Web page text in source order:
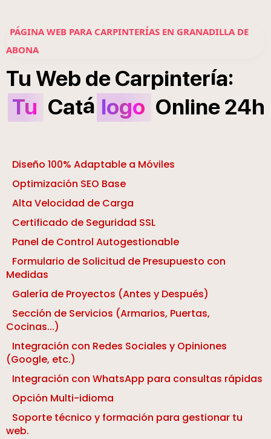
PÁGINA WEB PARA CARPINTERÍAS EN GRANADILLA DE
ABONA
Tu Web deCarpintería:
Tu Catá logo Online24h
Diseño 100% Adaptable a Móviles
Optimización SEO Base
Alta Velocidad de Carga
Certificado de Seguridad SSL
Panel de Control Autogestionable
Formulario de Solicitud de Presupuesto con
Medidas
Galería de Proyectos (Antes y Después)
Sección de Servicios (Armarios, Puertas,
Cocinas...)
Integración con Redes Sociales y Opiniones
(Google, etc.)
Integración con WhatsApp para consultas rápidas
Opción Multi-idioma
Soporte técnico y formación para gestionar tu
web.